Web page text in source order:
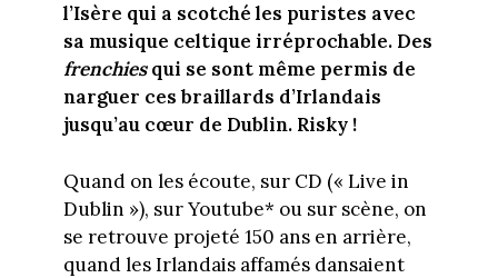
l’Isère qui a scotché les puristes avec
sa musique celtique irréprochable. Des
frenchiesqui se sont même permis de
narguer ces braillards d’Irlandais
jusqu’au cœur de Dublin. Risky !
Quand on les écoute, sur CD (« Live in
Dublin »), sur Youtube* ou sur scène, on
se retrouve projeté 150 ans en arrière,
quand les Irlandais affamés dansaient